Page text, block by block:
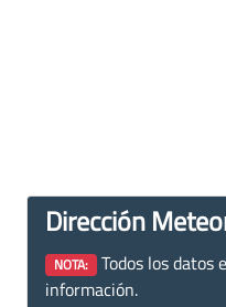
Dirección
NOTA: Todos los datos
información.